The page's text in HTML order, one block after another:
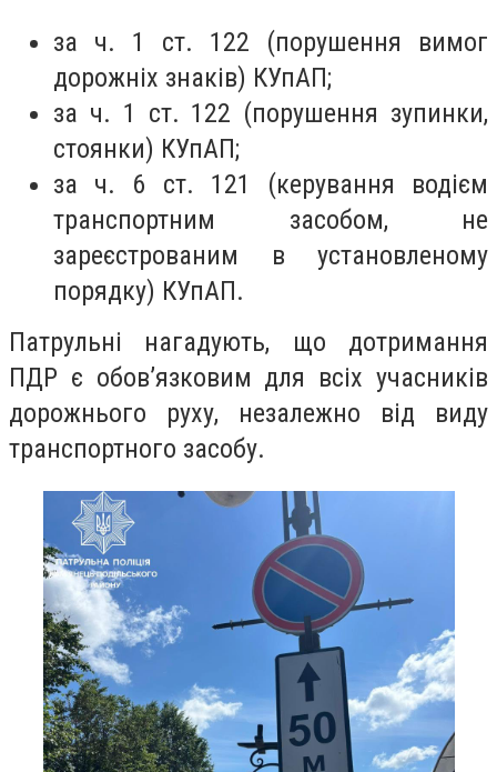
за ч. 1 ст. 122 (порушення вимог
дорожніх знаків) КУпАП;
за ч. 1 ст. 122 (порушення зупинки,
стоянки) КУпАП;
за ч. 6 ст. 121 (керування водієм
транспортним засобом, не
зареєстрованим в установленому
порядку) КУпАП.
Патрульні нагадують, що дотримання
ПДР є обов’язковим для всіх учасників
дорожнього руху, незалежно від виду
транспортного засобу.